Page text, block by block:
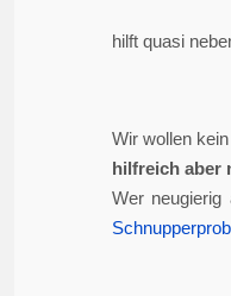
hilft quasi
Wir wollen
hilfreich aber
Wer